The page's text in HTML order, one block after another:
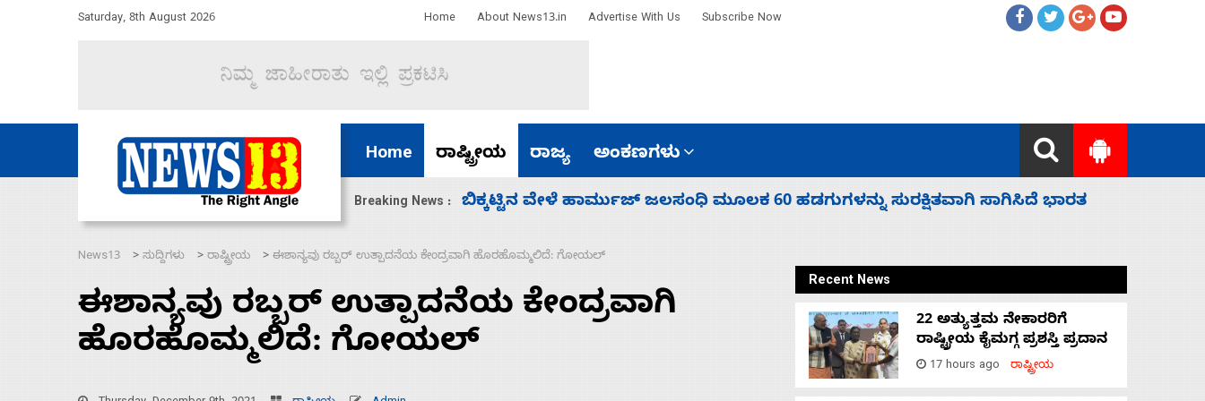
Saturday, 8th August 2026 Home About News13.in Advertise With Us Subscribe Now
Home ರಾಷ್ಟ್ರೀಯ ರಾಜ್ಯ ಅಂಕಣಗಳು
Breaking News :
ಮೂಲಕ 60 ಹಡಗುಗಳನ್ನು ಸುರಕ್ಷಿತವಾಗಿ ಸಾಗಿಸಿದೆ ಭಾರತ ನಾಗೇಂದ್ರ ರಾಜೀನಾಮೆ ಕೊಡದಿದ್ದರೆ ಸದನ ನಡೆಸಲು ಬಿಡೆವು: ಛಲವಾದಿ ನಾರಾಯಣಸ್ವಾಮಿ
News13 > ಸುದ್ದಿಗಳು > ರಾಷ್ಟ್ರೀಯ > ಈಶಾನ್ಯವು ರಬ್ಬರ್ ಉತ್ಪಾದನೆಯ ಕೇಂದ್ರವಾಗಿ ಹೊರಹೊಮ್ಮಲಿದೆ: ಗೋಯಲ್
ಈಶಾನ್ಯವು ರಬ್ಬರ್ ಉತ್ಪಾದನೆಯ ಕೇಂದ್ರವಾಗಿ
ಹೊರಹೊಮ್ಮಲಿದೆ: ಗೋಯಲ್
Recent News
22 ಅತ್ಯುತ್ತಮ ನೇಕಾರರಿಗೆ
ರಾಷ್ಟ್ರೀಯ ಕೈಮಗ್ಗ ಪ್ರಶಸ್ತಿ ಪ್ರದಾನ
17 hours ago ರಾಷ್ಟ್ರೀಯ